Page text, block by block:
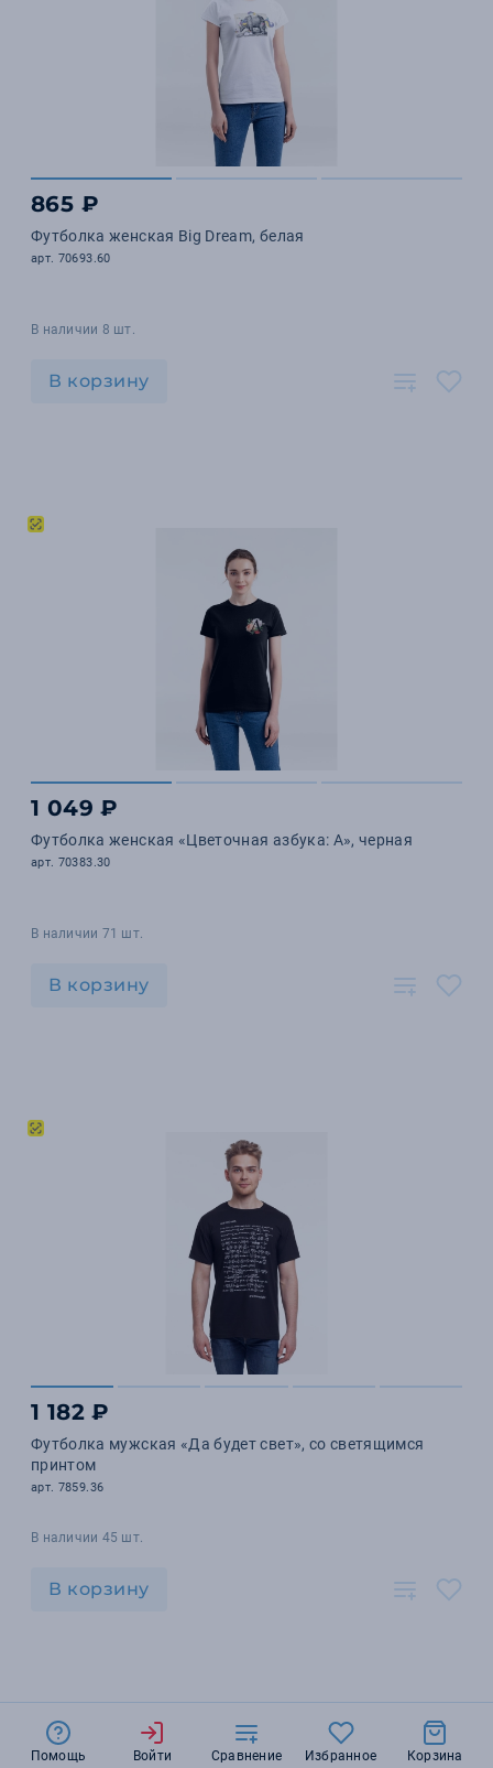
865 ₽
Футболка женская Big Dream, белая
арт. 70693.60
В наличии 8 шт.
В корзину
1 049 ₽
Футболка женская «Цветочная азбука: А», черная
арт. 70383.30
В наличии 71 шт.
В корзину
1 182 ₽
Футболка мужская «Да будет свет», со светящимся
принтом
арт. 7859.36
В наличии 45 шт.
В корзину
Помощь Войти Сравнение Избранное Корзина